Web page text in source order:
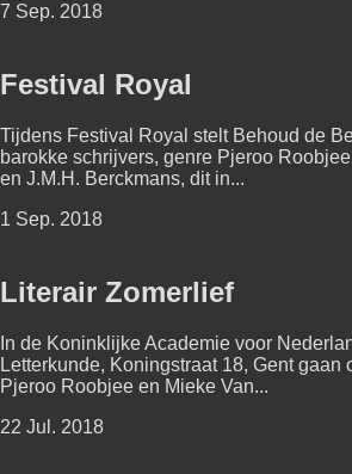
7 Sep. 2018
Festival Royal
Tijdens Festival Royal stelt Behoud de
barokke schrijvers, genre Pjeroo
en J.M.H. Berckmans, dit in...
1 Sep. 2018
Literair Zomerlief
In de Koninklijke Academie voor
Letterkunde, Koningstraat 18, Gent gaan
Pjeroo Roobjee en Mieke Van...
22 Jul. 2018